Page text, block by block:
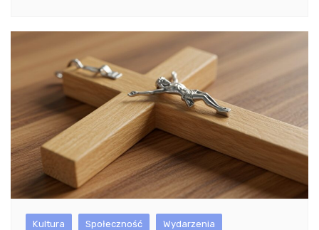
Kultura Społeczność Wydarzenia